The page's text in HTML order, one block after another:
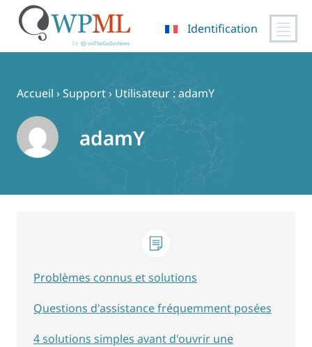
contenu
Identification
Accueil ›Support› Utilisateur : adamY
adamY
Problèmes connus et solutions
Questions d'assistance fréquemment posées
4 solutions simples avant d'ouvrir une